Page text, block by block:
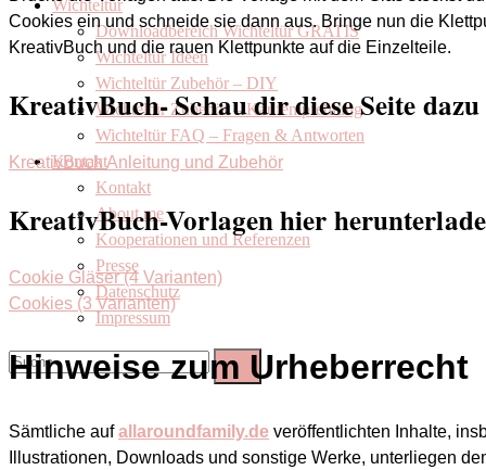
Wichteltür
Downloadbereich Wichteltür GRATIS
Wichteltür Ideen
Wichteltür Zubehör – DIY
Wichteltür Zubehör – Kaufempfehlung
Wichteltür FAQ – Fragen & Antworten
Kontakt
Kontakt
About me
Kooperationen und Referenzen
Presse
Datenschutz
Impressum
Cookies ein und schneide sie dann aus. Bringe nun die
KreativBuch und die rauen Klettpunkte auf die Einzelteile.
KreativBuch- Schau dir diese Seite
KreativBuch Anleitung und Zubehör
KreativBuch-Vorlagen hier
Cookie Gläser (4 Varianten)
Cookies (3 Varianten)
Hinweise zum Urheberrecht
Sämtliche aufallaroundfamily.de veröffentlichten Inhalte,
Illustrationen, Downloads und sonstige Werke, unterliegen